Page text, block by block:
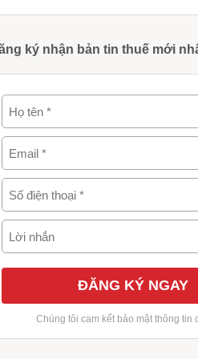
ký nhận bản tin thuế mới